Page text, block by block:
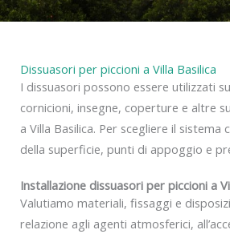
Dissuasori per piccioni a Villa Basilica
I dissuasori possono essere utilizzati
cornicioni, insegne, coperture e altre
a Villa Basilica. Per scegliere il
della superficie, punti di appoggio e
Installazione dissuasori per piccioni a
Valutiamo materiali, fissaggi e
relazione agli agenti atmosferici,